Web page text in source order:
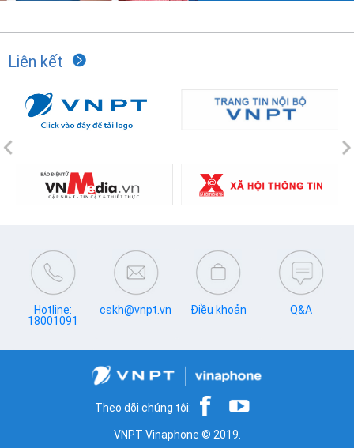
Liên kết
Previous
Hotline:
18001091
cskh@vnpt.vn Điều khoản Q&A
Theo dõi chúng tôi:
VNPT Vinaphone © 2019.